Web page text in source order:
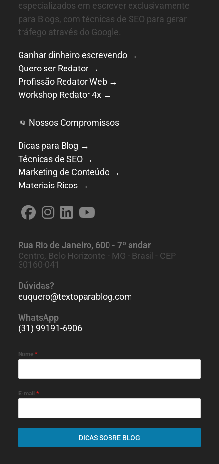
especializados em escrever exclusivamente
para Blogs, com técnicas de SEO para gerar
tráfego através do Google.
Ganhar dinheiro escrevendo →
Quero ser Redator →
Profissão Redator Web →
Workshop Redator 4x →
👊 Nossos Compromissos
Dicas para Blog →
Técnicas de SEO →
Marketing de Conteúdo →
Materiais Ricos →
Rua Rio de Janeiro, 600 - 7º andar
Centro, Belo Horizonte - MG - Brasil - CEP
30160-041
Dúvidas?
euquero@textoparablog.com
WhatsApp
(31) 99191-6906
Nome*
E-mail*
DICAS SOBRE BLOG